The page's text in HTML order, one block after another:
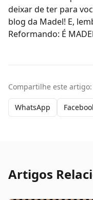
deixar de ter para
blog da Madel! E,
Reformando: É
Compartilhe este artigo:
WhatsApp
Artigos